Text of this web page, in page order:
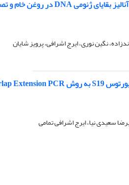
نگین نوری، ایرج اشرافی، پرویز شایان
سعیدی نیا، ایرج اشرافی تمامی